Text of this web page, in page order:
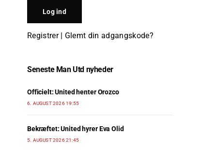
Registrer| Glemt din adgangskode?
Seneste Man Utd nyheder
Officielt: United henter Orozco
6. AUGUST 2026 19:55
Bekræftet: United hyrer Eva Olid
5. AUGUST 2026 21:45